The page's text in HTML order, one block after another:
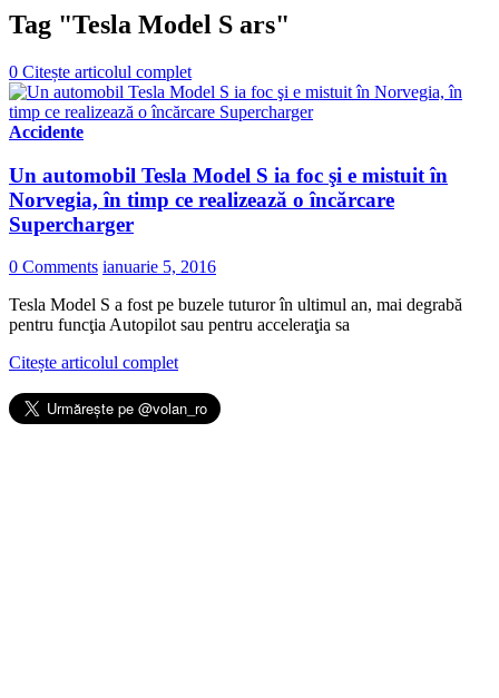
Tag "Tesla Model S ars"
0 Citește articolul complet
Accidente
Un automobil Tesla Model S ia foc şi e mistuit în
Norvegia, în timp ce realizează o încărcare
Supercharger
0 Comments ianuarie 5, 2016
Tesla Model S a fost pe buzele tuturor în ultimul an, mai degrabă
pentru funcţia Autopilot sau pentru acceleraţia sa
Citește articolul complet